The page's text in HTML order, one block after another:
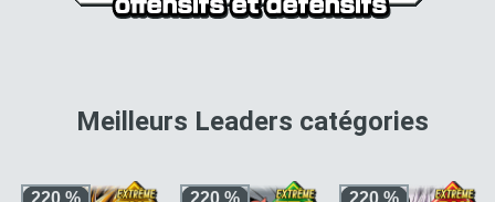
Meilleurs Leaders catégoriespour
220 % 220 % 220 %